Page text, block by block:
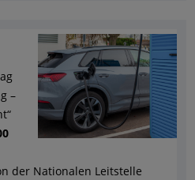
–
der Nationalen Leitstelle